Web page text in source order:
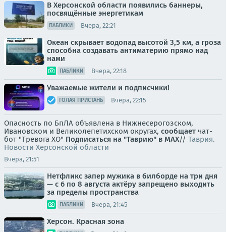
В Херсонской области появились баннеры,
посвящённые энергетикам
ПАБЛИКИ Вчера, 22:21
Океан скрывает водопад высотой 3,5 км, а гроза
способна создавать антиматерию прямо над
нами
ПАБЛИКИ Вчера, 22:18
Уважаемые жители и подписчики!
ГОЛАЯ ПРИСТАНЬ Вчера, 22:15
Опасность по БпЛА объявлена в Нижнесерогозском,
Ивановском и Великолепетихском округах, сообщает чат-
бот "Тревога ХО" Подписаться на "Таврию" в MAX// Таврия.
Новости Херсонской области
Вчера, 21:51
Нетфликс запер мужика в билборде на три дня
— с 6 по 8 августа актёру запрещено выходить
за пределы пространства
ПАБЛИКИ Вчера, 21:45
Херсон. Красная зона